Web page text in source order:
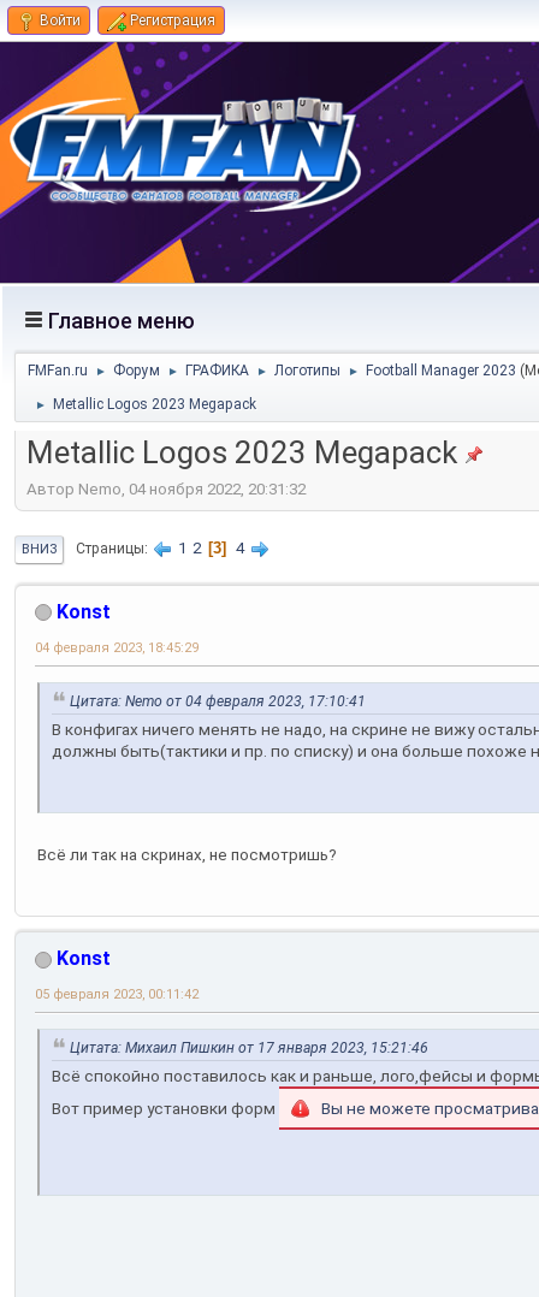
Войти Регистрация
Главное меню
FMFan.ru ► Форум ► ГРАФИКА ► Логотипы ► Football Manager 2023
► Metallic Logos 2023 Megapack
Metallic Logos 2023 Megapack
Автор Nemo, 04 ноября 2022, 20:31:32
ВНИЗ Страницы 1 2 3 4
Konst
04 февраля 2023, 18:45:29
Цитата: Nemo от 04 февраля 2023, 17:10:41
В конфигах ничего менять не надо, на скрине не вижу
должны быть(тактики и пр. по списку) и она больше похоже
Всё ли так на скринах, не посмотришь?
Konst
05 февраля 2023, 00:11:42
Цитата: Михаил Пишкин от 17 января 2023, 15:21:46
Всё спокойно поставилось как и раньше, лого,фейсы и
Вот пример установки форм
Вы не можете